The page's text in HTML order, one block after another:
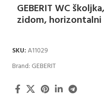
GEBERIT WC
zidom, horizontalni
SKU:A11029
Brand: GEBERIT